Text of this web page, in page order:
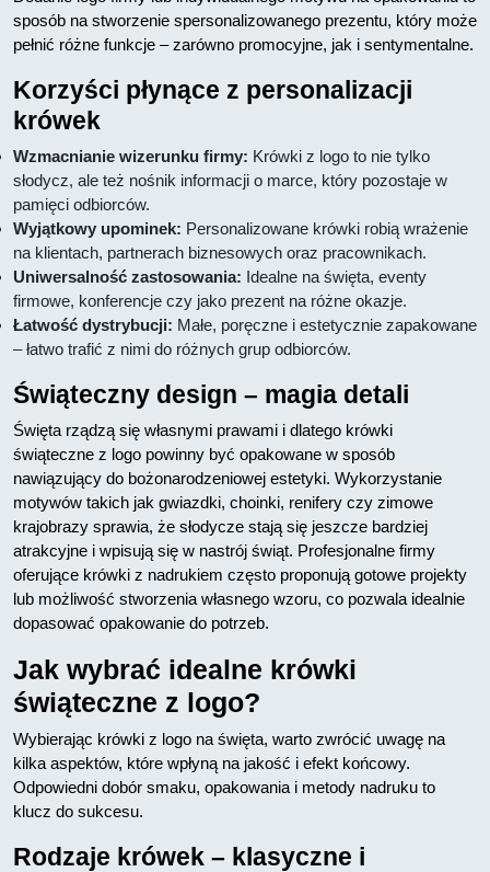
sposób na stworzenie spersonalizowanego prezentu, który może
pełnić różne funkcje – zarówno promocyjne, jak i sentymentalne.
Korzyści płynące z personalizacji
krówek
Wzmacnianie wizerunku firmy: Krówki z logo to nie tylko
słodycz, ale też nośnik informacji o marce, który pozostaje w
pamięci odbiorców.
Wyjątkowy upominek: Personalizowane krówki robią wrażenie
na klientach, partnerach biznesowych oraz pracownikach.
Uniwersalność zastosowania: Idealne na święta, eventy
firmowe, konferencje czy jako prezent na różne okazje.
Łatwość dystrybucji: Małe, poręczne i estetycznie zapakowane
– łatwo trafić z nimi do różnych grup odbiorców.
Świąteczny design – magia detali
Święta rządzą się własnymi prawami i dlatego krówki
świąteczne z logo powinny być opakowane w sposób
nawiązujący do bożonarodzeniowej estetyki. Wykorzystanie
motywów takich jak gwiazdki, choinki, renifery czy zimowe
krajobrazy sprawia, że słodycze stają się jeszcze bardziej
atrakcyjne i wpisują się w nastrój świąt. Profesjonalne firmy
oferujące krówki z nadrukiem często proponują gotowe projekty
lub możliwość stworzenia własnego wzoru, co pozwala idealnie
dopasować opakowanie do potrzeb.
Jak wybrać idealne krówki
świąteczne z logo?
Wybierając krówki z logo na święta, warto zwrócić uwagę na
kilka aspektów, które wpłyną na jakość i efekt końcowy.
Odpowiedni dobór smaku, opakowania i metody nadruku to
klucz do sukcesu.
Rodzaje krówek – klasyczne i